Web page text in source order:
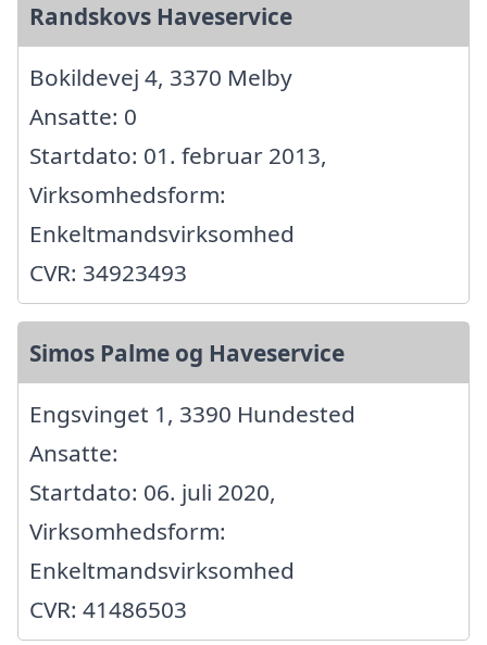
Randskovs Haveservice
Bokildevej 4, 3370 Melby
Ansatte: 0
Startdato: 01. februar 2013,
Virksomhedsform:
Enkeltmandsvirksomhed
CVR: 34923493
Simos Palme og Haveservice
Engsvinget 1, 3390 Hundested
Ansatte:
Startdato: 06. juli 2020,
Virksomhedsform:
Enkeltmandsvirksomhed
CVR: 41486503